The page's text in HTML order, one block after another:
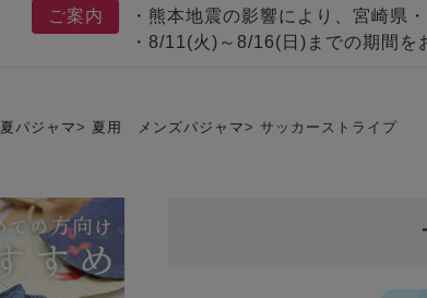
ご案内
・熊本地震の影響により、宮崎県
・8/11(火)～8/16(日)までの期間
夏パジャマ 夏用 メンズパジャマ サッカーストライプ